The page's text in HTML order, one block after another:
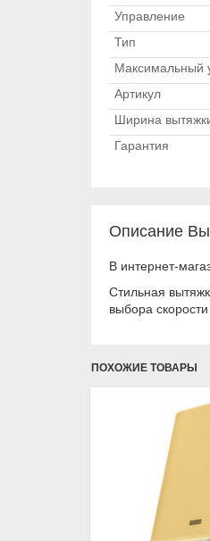
Управление
Тип
Максимальный
Артикул
Ширина
Гарантия
Описание
В интернет-
Стильная
выбора
ПОХОЖИЕ ТОВАРЫ